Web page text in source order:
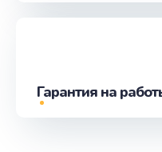
Гарантия на